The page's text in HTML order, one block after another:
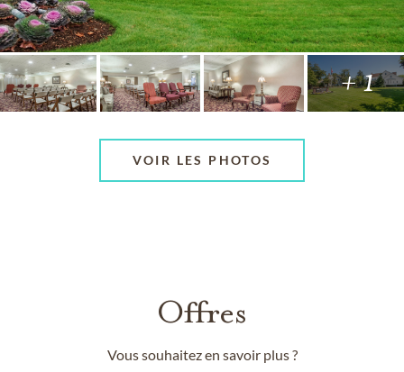
+ 1
VOIR LES PHOTOS
Offres
Vous souhaitez en savoir plus ?